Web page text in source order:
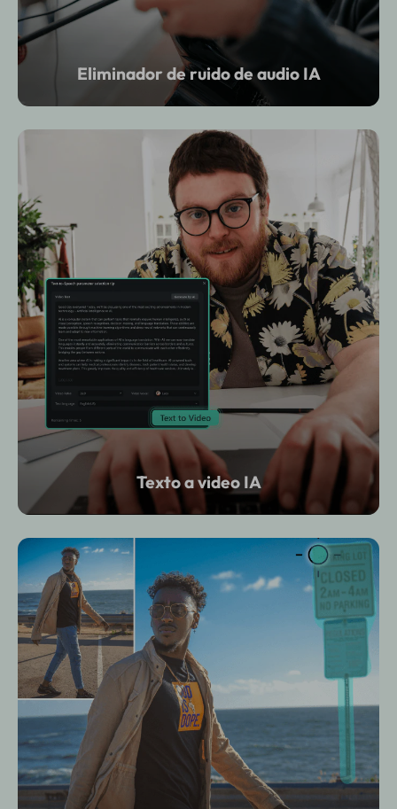
Eliminador de ruido de audio IA
Texto a video IA